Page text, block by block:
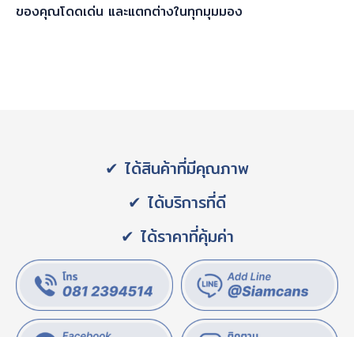
ของคุณโดดเด่น และแตกต่างในทุกมุมมอง
✔ ได้สินค้าที่มีคุณภาพ
✔ ได้บริการที่ดี
✔ ได้ราคาที่คุ้มค่า